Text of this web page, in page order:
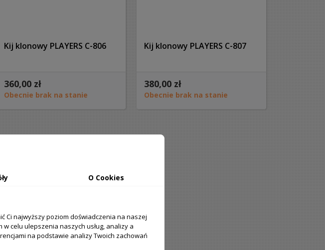
Kij klonowy PLAYERS C-806
360,00 zł
Obecnie brak na stanie
Kij klonowy PLAYERS C-807
380,00 zł
Obecnie brak na stanie
O Cookies
Ci najwyższy poziom doświadczenia na naszej
celu ulepszenia naszych usług, analizy a
na podstawie analizy Twoich zachowań